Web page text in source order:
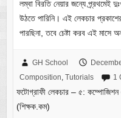
লম্বা বিরতি নেয়ার জন্যে প্র্রথমেই
উঠতে পারিনি। এই লেকচার
পারছিনা, তবে চেষ্টা করব এই
GH School
Composition, Tutorials 1
ফটোগ্রাফী লেকচার – ৫: কম্পোজিশন
(শিক্ষক.কম)